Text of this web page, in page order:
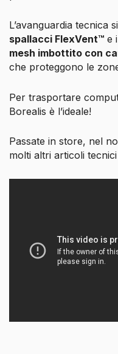
L’avanguardia tecnica
spallacci FlexVent™ e
mesh imbottito con
che proteggono le
Per trasportare
Borealis è l’ideale!
Passate in store, nel
molti altri articoli